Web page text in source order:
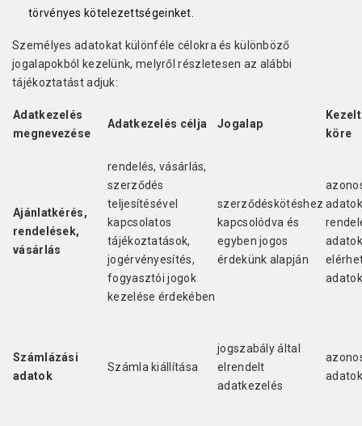
törvényes kötelezettségeinket.
Személyes adatokat különféle célokra és különböző
jogalapokból kezelünk, melyről részletesen az alábbi
tájékoztatást adjuk:
Adatkezelés
megnevezése
Adatkezelés célja Jogalap
köre
Ajánlatkérés,
rendelések,
vásárlás
rendelés, vásárlás,
szerződés
teljesítésével
kapcsolatos
tájékoztatások,
jogérvényesítés,
fogyasztói jogok
kezelése érdekében
szerződéskötéshez
kapcsolódva és
egyben jogos
érdekünk alapján
adatok
Számlázási
adatok
Számla kiállítása
jogszabály által
elrendelt
adatkezelés
adatok